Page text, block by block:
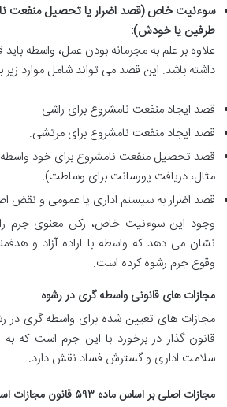
سوءنیت خاص (قصد اضرار یا تحصیل منفعت
طرفین یا خودش):
علاوه بر علم به مجرمانه بودن عمل، واسطه
داشته باشد. این قصد می تواند شامل موارد زیر
قصد ایجاد منفعت نامشروع برای راشی.
قصد ایجاد منفعت نامشروع برای مرتشی.
قصد تحصیل منفعت نامشروع برای خود واسطه
مثال، دریافت پورسانت برای وساطت).
قصد اضرار به سیستم اداری یا عمومی و نقض
وجود این سوءنیت خاص، رکن معنوی جرم
نشان می دهد که واسطه با اراده آزاد و
وقوع جرم رشوه کرده است.
مجازات های قانونی واسطه گری در رشوه
مجازات های تعیین شده برای واسطه گری در
قانون گذار در برخورد با این جرم است که
سلامت اداری و گسترش فساد نقش دارد.
مجازات اصلی بر اساس ماده ۵۹۳ قانون مجازات اسلامی